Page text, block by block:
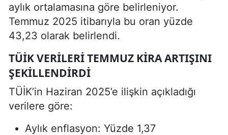
aylık ortalamasına göre belirleniyor.
Temmuz 2025 itibarıyla bu oran yüzde
43,23 olarak belirlendi.
TÜİK VERILERI TEMMUZ KIRA ARTIŞINI
ŞEKILLENDIRDI
TÜİK’in Haziran 2025’e ilişkin açıkladığı
verilere göre:
Aylık enflasyon: Yüzde 1,37